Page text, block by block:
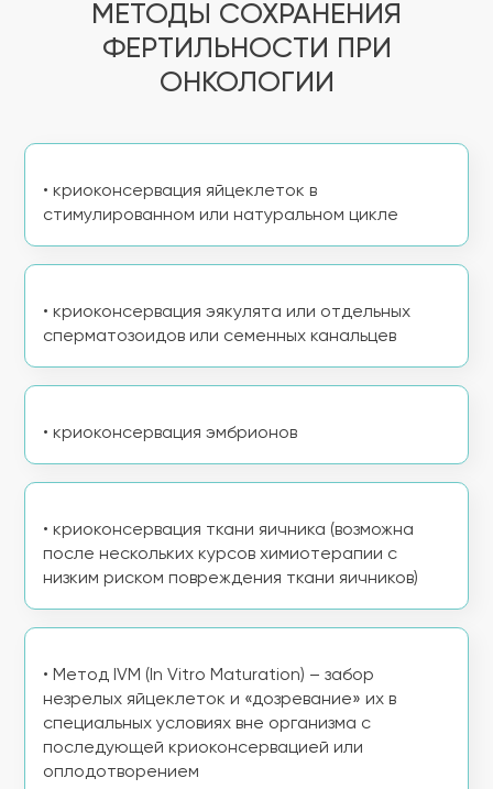
МЕТОДЫ СОХРАНЕНИЯ
ФЕРТИЛЬНОСТИ ПРИ
ОНКОЛОГИИ
• криоконсервация яйцеклеток в
стимулированном или натуральном цикле
• криоконсервация эякулята или отдельных
сперматозоидов или семенных канальцев
• криоконсервация эмбрионов
• криоконсервация ткани яичника (возможна
после нескольких курсов химиотерапии с
низким риском повреждения ткани яичников)
• Метод IVM (In Vitro Maturation) – забор
незрелых яйцеклеток и «дозревание» их в
специальных условиях вне организма с
последующей криоконсервацией или
оплодотворением